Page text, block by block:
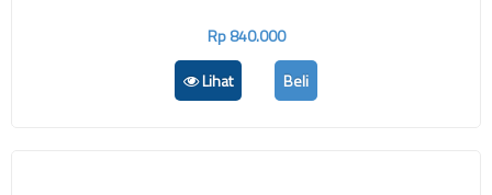
Rp 840.000
Lihat
Beli